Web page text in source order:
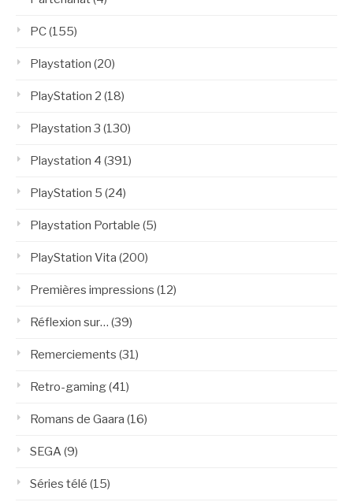
PC(155)
Playstation (20)
PlayStation 2 (18)
Playstation 3 (130)
Playstation 4 (391)
PlayStation 5 (24)
Playstation Portable (5)
PlayStation Vita (200)
Premières impressions (12)
Réflexion sur… (39)
Remerciements (31)
Retro-gaming(41)
Romans de Gaara (16)
SEGA(9)
Séries télé (15)